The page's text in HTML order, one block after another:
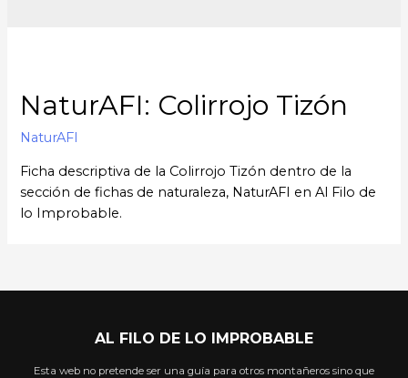
NaturAFI: Colirrojo Tizón
NaturAFI
Ficha descriptiva de la Colirrojo Tizón dentro de la
sección de fichas de naturaleza, NaturAFI en Al Filo de
lo Improbable.
AL FILO DE LO IMPROBABLE
Esta web no pretende ser una guía para otros montañeros sino que